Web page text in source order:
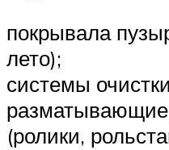
покрывала
лето);
системы
разматывающие
(ролики,